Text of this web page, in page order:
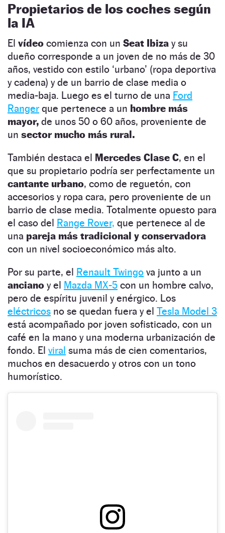
Propietarios de los coches según
la IA
El vídeo comienza con un Seat Ibiza y su
dueño corresponde a un joven de no más de 30
años, vestido con estilo ‘urbano’ (ropa deportiva
y cadena) y de un barrio de clase media o
media-baja. Luego es el turno de una Ford
Ranger que pertenece a un hombre más
mayor, de unos 50 o 60 años, proveniente de
un sector mucho más rural.
También destaca el Mercedes Clase C, en el
que su propietario podría ser perfectamente un
cantante urbano, como de reguetón, con
accesorios y ropa cara, pero proveniente de un
barrio de clase media. Totalmente opuesto para
el caso del Range Rover, que pertenece al de
una pareja más tradicional y conservadora
con un nivel socioeconómico más alto.
Por su parte, el Renault Twingo va junto a un
anciano y el Mazda MX-5 con un hombre calvo,
pero de espíritu juvenil y enérgico. Los
eléctricos no se quedan fuera y el Tesla Model 3
está acompañado por joven sofisticado, con un
café en la mano y una moderna urbanización de
fondo. El viral suma más de cien comentarios,
muchos en desacuerdo y otros con un tono
humorístico.